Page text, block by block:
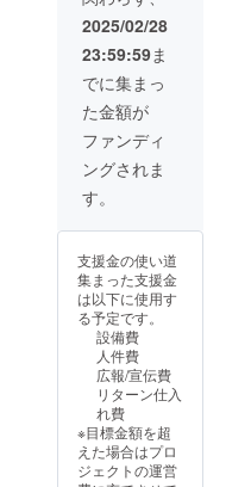
※LINE
のオー
プン
チャッ
ト：
zoomの
URLを
「海賊
タロウ
の隠れ
いたし
ます
す。 さ
講演会
当日に
こちら
のリ
ターン
にお申
し込み
方のお
名前
を、心
を込め
て読み
上げさ
せてい
ただき
ます。
「バ
ルーン
アート
教室：
ご招
ン）」
を計3回
参加権
利 ご希
望があ
れば少
し難易
度が高
いバ
にチャ
レンジ
いただ
くこと
ができ
ます。
※バルー
ンアー
トで使
用する
風船を
配送さ
せてい
ただく
━━━
・お礼
のお手
紙 ・当
日の講
演アー
カイブ
動画を
シーク
「初心
出来る
バルー
ンアー
ト教室
にご招
待（オ
ンライ
ン）」
参加権
利 ご希
望があ
2025/02/28
23:59:59ま
でに集まっ
た金額が
ファンディ
ングされま
す。
支援金の使い道
集まった支援金
は以下に使用す
る予定です。
設備費
人件費
広報/宣伝費
リターン仕入
れ費
※目標金額を超
えた場合はプロ
ジェクトの運営